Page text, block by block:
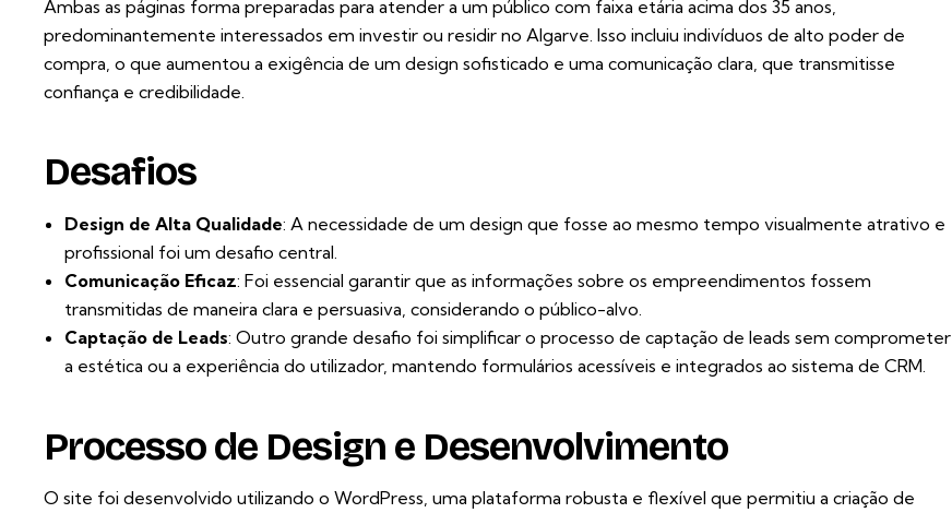
Ambas as páginas forma preparadas para atender a um público com faixa etária acima dos 35 anos,
predominantemente interessados em investir ou residir no Algarve. Isso incluiu indivíduos de alto poder de
compra, o que aumentou a exigência de um design sofisticado e uma comunicação clara, que transmitisse
confiança e credibilidade.
Desafios
Design de Alta Qualidade: A necessidade de um design que fosse ao mesmo tempo visualmente atrativo e
profissional foi um desafio central.
Comunicação Eficaz: Foi essencial garantir que as informações sobre os empreendimentos fossem
transmitidas de maneira clara e persuasiva, considerando o público-alvo.
Captação de Leads: Outro grande desafio foi simplificar o processo de captação de leads sem comprometer
a estética ou a experiência do utilizador, mantendo formulários acessíveis e integrados ao sistema de CRM.
Processo de Design e Desenvolvimento
O site foi desenvolvido utilizando o WordPress, uma plataforma robusta e flexível que permitiu a criação de